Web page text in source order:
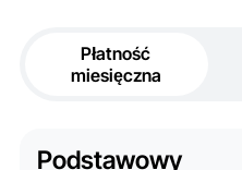
Płatność
miesięczna
Podstawowy